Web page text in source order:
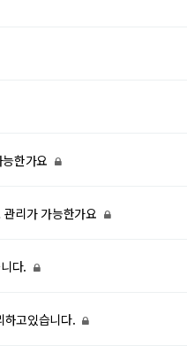
한가요
리가 가능한가요
다.
하고있습니다.